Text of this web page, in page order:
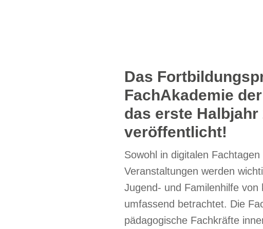
Das
FachAkademie
das erste Halbjahr
veröffentlicht!
Sowohl in digitalen
Veranstaltungen werden
Jugend- und Familenhilfe
umfassend betrachtet. Die
pädagogische Fachkräfte